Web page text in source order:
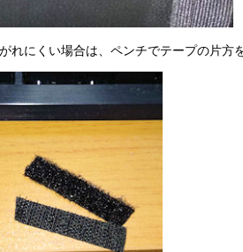
にくい場合は、ペンチでテープの片方